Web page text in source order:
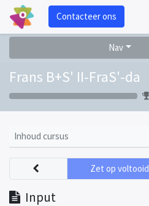
Contacteer ons
Nav
Frans B+S' II-FraS'-da
Inhoud cursus
Input
Zet op voltooid